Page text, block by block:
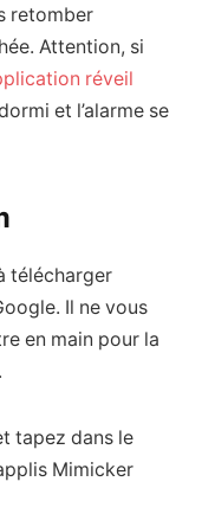
retomber
Attention, si
réveil
et l’alarme se
télécharger
Il ne vous
en main pour la
tapez dans le
Mimicker